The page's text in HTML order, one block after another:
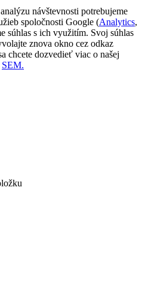
návštevnosti potrebujeme
spoločnosti Google (Analytics,
súhlas s ich využitím. Svoj súhlas
znova okno cez odkaz
chcete dozvedieť viac o našej
SEM.